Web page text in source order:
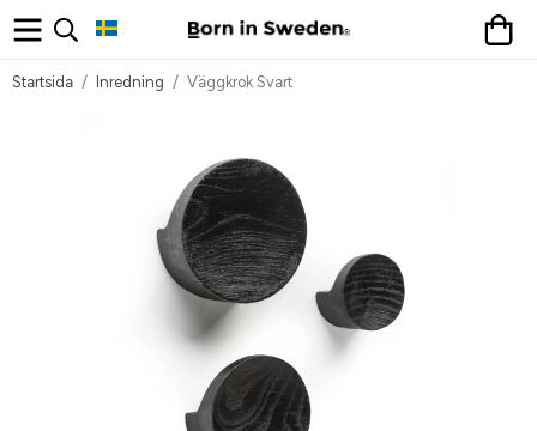
Startsida / Inredning / Väggkrok Svart